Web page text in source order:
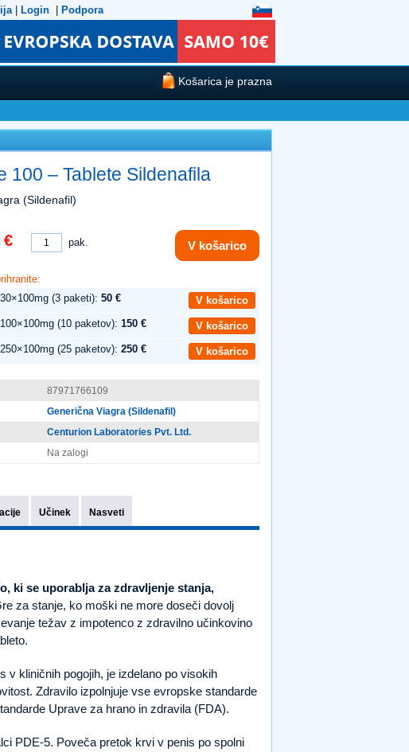
| Login Podpora
Košarica je prazna
100 – Tablete Sildenafila
(Sildenafil)
€ pak. V košarico
(3 paketi): 50 €
V košarico
(10 paketov): 150 €
V košarico
(25 paketov): 250 € V košarico
87971766109
Generična Viagra (Sildenafil)
Centurion Laboratories Pvt. Ltd.
Na zalogi
Učinek Nasveti
ki se uporablja za zdravljenje stanja,
za stanje, ko moški ne more doseči dovolj
težav z impotenco z zdravilno učinkovino
v kliničnih pogojih, je izdelano po visokih
Zdravilo izpolnjuje vse evropske standarde
Uprave za hrano in zdravila (FDA).
PDE-5. Poveča pretok krvi v penis po spolni